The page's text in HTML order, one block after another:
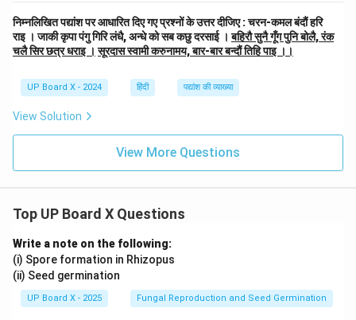
निम्नलिखित पद्यांश पर आधारित दिए गए प्रश्नों के उत्तर दीजिए : चरन-कमल बंदौं हरि
राइ । जाकी कृपा पंगु गिरि लंधै, अन्धे को सब कछु दरसाई ।बहिरौ सुनै गूँग पुनि बोलै, रंक
चलै सिर छत्र धराइ । सूरदास स्वामी करुनामय, बार-बार बन्दौं तिहि पाइ ।।
UP Board X - 2024 हिंदी पद्यांश की व्याख्या
View Solution
View More Questions
Top UP Board X Questions
Write a note on the following:
(i) Spore formation in Rhizopus
(ii) Seed germination
UP Board X - 2025 Fungal Reproduction and Seed Germination